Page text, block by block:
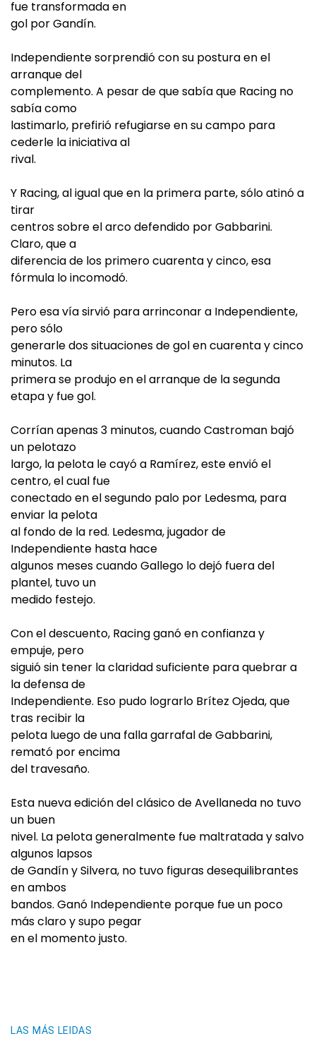
fue transformada en
gol por Gandín.
Independiente sorprendió con su postura en el
arranque del
complemento. A pesar de que sabía que Racing no
sabía como
lastimarlo, prefirió refugiarse en su campo para
cederle la iniciativa al
rival.
Y Racing, al igual que en la primera parte, sólo atinó a
tirar
centros sobre el arco defendido por Gabbarini.
Claro, que a
diferencia de los primero cuarenta y cinco, esa
fórmula lo incomodó.
Pero esa vía sirvió para arrinconar a Independiente,
pero sólo
generarle dos situaciones de gol en cuarenta y cinco
minutos. La
primera se produjo en el arranque de la segunda
etapa y fue gol.
Corrían apenas 3 minutos, cuando Castroman bajó
un pelotazo
largo, la pelota le cayó a Ramírez, este envió el
centro, el cual fue
conectado en el segundo palo por Ledesma, para
enviar la pelota
al fondo de la red. Ledesma, jugador de
Independiente hasta hace
algunos meses cuando Gallego lo dejó fuera del
plantel, tuvo un
medido festejo.
Con el descuento, Racing ganó en confianza y
empuje, pero
siguió sin tener la claridad suficiente para quebrar a
la defensa de
Independiente. Eso pudo lograrlo Brítez Ojeda, que
tras recibir la
pelota luego de una falla garrafal de Gabbarini,
remató por encima
del travesaño.
Esta nueva edición del clásico de Avellaneda no tuvo
un buen
nivel. La pelota generalmente fue maltratada y salvo
algunos lapsos
de Gandín y Silvera, no tuvo figuras desequilibrantes
en ambos
bandos. Ganó Independiente porque fue un poco
más claro y supo pegar
en el momento justo.
LAS MÁS LEIDAS